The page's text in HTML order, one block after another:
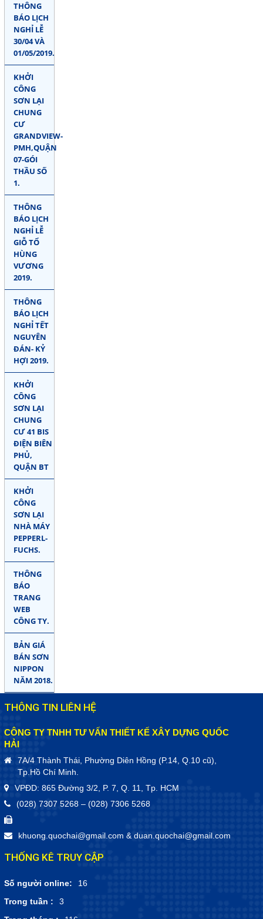
THÔNG
BÁO LỊCH
NGHỈ LỄ
30/04 VÀ
01/05/2019.
KHỞI
CÔNG
SƠN LẠI
CHUNG
CƯ
GRANDVIEW-
PMH,QUẬN
07-GÓI
THẦU SỐ
1.
THÔNG
BÁO LỊCH
NGHỈ LỄ
GIỖ TỔ
HÙNG
VƯƠNG
2019.
THÔNG
BÁO LỊCH
NGHỈ TẾT
NGUYÊN
ĐÁN- KỶ
HỢI 2019.
KHỞI
CÔNG
SƠN LẠI
CHUNG
CƯ 41 BIS
ĐIỆN BIÊN
PHỦ,
QUẬN BT
KHỞI
CÔNG
SƠN LẠI
NHÀ MÁY
PEPPERL-
FUCHS.
THÔNG
BÁO
TRANG
WEB
CÔNG TY.
BẢN GIÁ
BÁN SƠN
NIPPON
NĂM 2018.
THÔNG TIN LIÊN HỆ
CÔNG TY TNHH TƯ VẤN THIẾT KẾ XÂY DỰNG QUỐC
HẢI
7A/4 Thành Thái, Phường Diên Hồng (P.14, Q.10 cũ),
Tp.Hồ Chí Minh.
VPĐD: 865 Đường 3/2, P. 7, Q. 11, Tp. HCM
(028) 7307 5268 – (028) 7306 5268
khuong.quochai@gmail.com & duan.quochai@gmail.com
THỐNG KÊ TRUY CẬP
Số người online:
16
Trong tuần :
3